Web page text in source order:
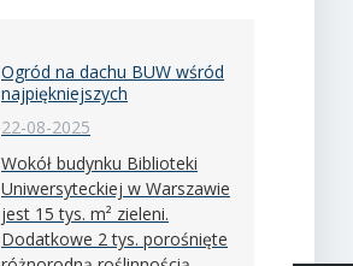
Ogród na dachu BUW wśród
najpiękniejszych
22-08-2025
Wokół budynku Biblioteki
Uniwersyteckiej w Warszawie
jest 15 tys. m² zieleni.
Dodatkowe 2 tys. porośnięte